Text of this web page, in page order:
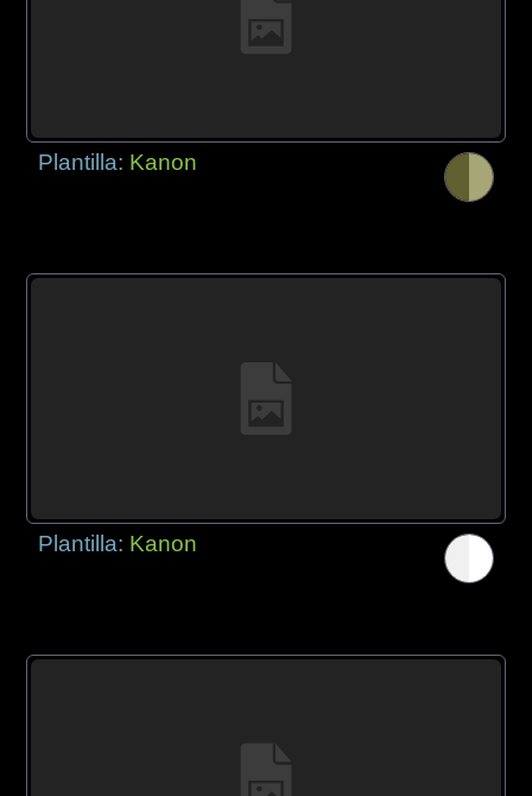
Plantilla: Kanon
Plantilla: Kanon